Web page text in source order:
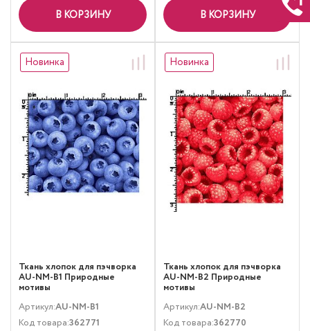
В КОРЗИНУ В КОРЗИНУ
Новинка
Ткань хлопок для пэчворка
AU-NM-B1 Природные
мотивы
Артикул:AU-NM-B1
Код товара:362771
Новинка
Ткань хлопок для пэчворка
AU-NM-B2 Природные
мотивы
Артикул:AU-NM-B2
Код товара:362770